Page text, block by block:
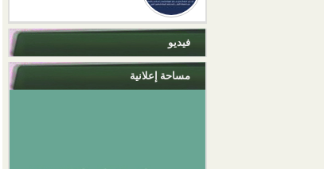
فيديو
مساحة إعلانية